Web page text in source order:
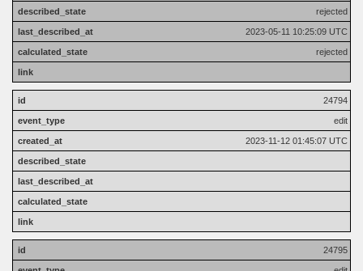
rejected
2023-05-11 10:25:09 UTC
rejected
24794
edit
2023-11-12 01:45:07 UTC
24795